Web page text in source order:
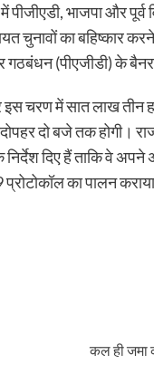
भाजपा और पूर्व
चुनावों का बहिष्कार
गठबंधन (पीएजीडी) के
चरण में सात लाख तीन
दो बजे तक होगी।
दिए हैं ताकि वे अपने
का पालन
कल ही जमा